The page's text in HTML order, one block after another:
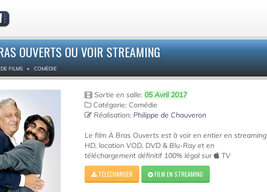
OUVERTS OU VOIR STREAMING
FILMS COMÉDIE
Sortie en salle:05 Avril 2017
Catégorie: Comédie
Réalisation: Philippe de Chauveron
Le film À Bras Ouverts est à voir en entier en streaming
HD, location VOD, DVD & Blu-Ray et en
téléchargement définitif 100% légal sur
TV
TÉLÉCHARGER FILM EN STREAMING